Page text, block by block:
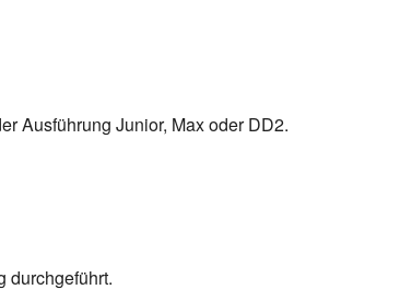
Ausführung Junior, Max oder DD2.
durchgeführt.